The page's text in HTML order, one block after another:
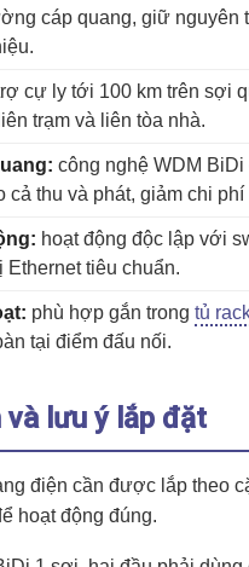
cáp quang, giữ nguyên
cự ly tới 100 km trên sợi
trạm và liên tòa nhà.
công nghệ WDM BiDi
cả thu và phát, giảm chi phí
hoạt động độc lập với
Ethernet tiêu chuẩn.
phù hợp gắn trong tủ
tại điểm đấu nối.
lưu ý lắp đặt
điện cần được lắp theo
hoạt động đúng.